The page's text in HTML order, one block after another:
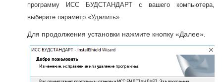
программу ИСС БУДСТАНДАРТ с вашего компьютера,
выберите параметр «Удалить».
Для продолжения установки нажмите кнопку «Далее».